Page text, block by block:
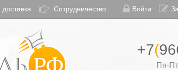
Сотрудничество Войти
+7(
Пн-